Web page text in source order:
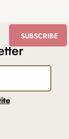
SUBSCRIBE